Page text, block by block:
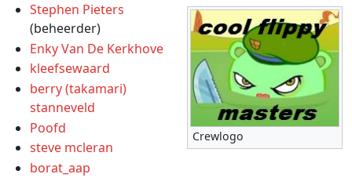
Crewlogo
Stephen Pieters
(beheerder)
Enky Van De Kerkhove
kleefsewaard
berry (takamari)
stanneveld
Poofd
steve mcleran
borat_aap